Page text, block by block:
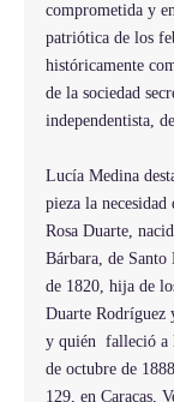
comprometida y
patriótica de los
históricamente
de la sociedad
independentista,
Lucía Medina
pieza la necesidad
Rosa Duarte,
Bárbara, de
de 1820, hija de
Duarte Rodríguez
y quién  falleció a
de octubre de
129, en Caracas,